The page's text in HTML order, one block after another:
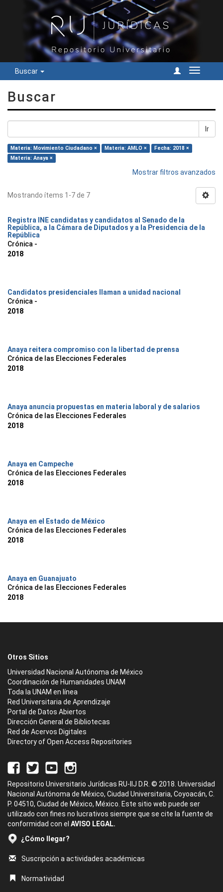
Buscar
Cambiar
Buscar
Ir
Materia: Movimiento Ciudadano × Materia: AMLO ×
Fecha: 2018 ×
Materia: Anaya ×
Mostrar filtros avanzados
Mostrando ítems 1-7 de 7
Registra INE candidatas y candidatos al Senado de la
República, a la Cámara de Diputados y a la Presidencia de la
República
Crónica -
2018
Candidatos presidenciales llaman a unidad nacional
Crónica -
2018
Anaya reitera compromiso con la libertad de prensa
Crónica de las Elecciones Federales
2018
Anaya anuncia propuestas en materia laboral y de salarios
Crónica de las Elecciones Federales
2018
Anaya en Campeche
Crónica de las Elecciones Federales
2018
Anaya en el Estado de México
Crónica de las Elecciones Federales
2018
Anaya en Guanajuato
Crónica de las Elecciones Federales
2018
Otros Sitios
Universidad Nacional Autónoma de México
Coordinación de Humanidades UNAM
Toda la UNAM en línea
Red Universitaria de Aprendizaje
Portal de Datos Abiertos
Dirección General de Bibliotecas
Red de Acervos Digitales
Directory of Open Access Repositories
Repositorio Universitario Jurídicas RU-IIJ D.R. © 2018. Universidad
Nacional Autónoma de México, Ciudad Universitaria, Coyoacán, C.
P. 04510, Ciudad de México, México. Este sitio web puede ser
utilizado con fines no lucrativos siempre que se cite la fuente de
conformidad con el AVISO LEGAL.
¿Cómo llegar?
Suscripción a actividades académicas
Normatividad